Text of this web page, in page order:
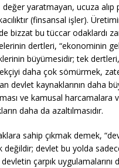
yaratmayan, ucuza alıp
(finsansal işler).
bizzat bu tüccar odaklardı
dertleri, “ekonominin
büyümesidir; tek
daha çok sömürmek,
devlet kaynaklarının daha
ve kamusal harcamalara
daha da azaltılmasıdır.
sahip çıkmak demek,
değildir; devlet bu yolda
çarpık uygulamalarını